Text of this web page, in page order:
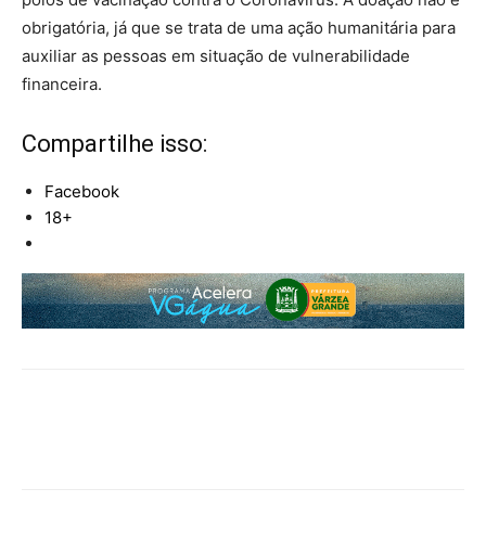
obrigatória, já que se trata de uma ação humanitária para
auxiliar as pessoas em situação de vulnerabilidade
financeira.
Compartilhe isso:
Facebook
18+